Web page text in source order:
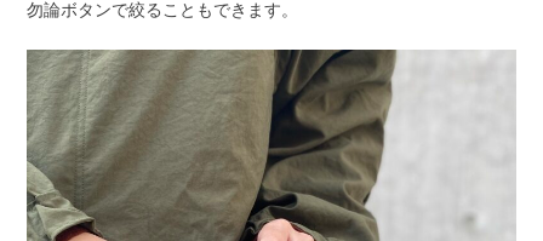
勿論ボタンで絞ることもできます。